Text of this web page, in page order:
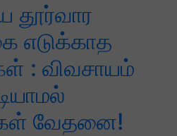
தூர்வார
எடுக்காத
: விவசாயம்
வேதனை!